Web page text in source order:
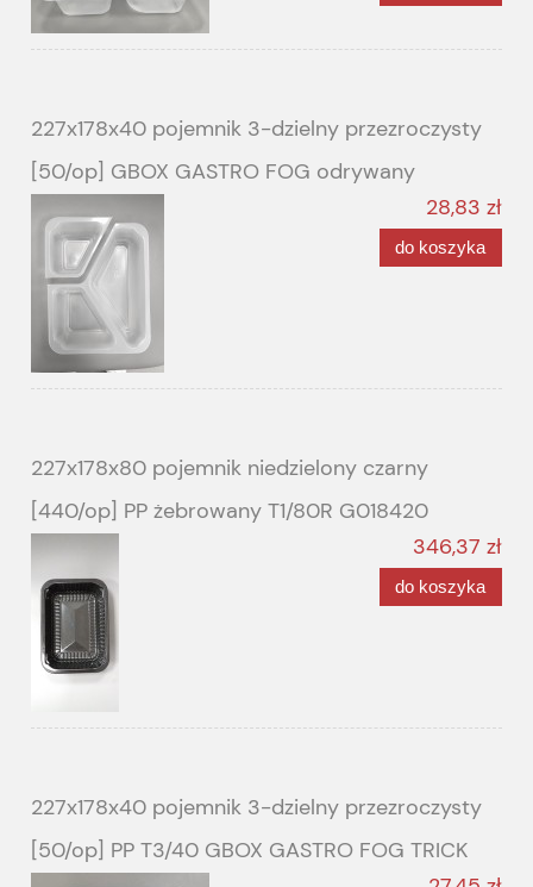
227x178x40 pojemnik 3-dzielny przezroczysty
[50/op] GBOX GASTRO FOG odrywany
28,83 zł
do koszyka
227x178x80 pojemnik niedzielony czarny
[440/op] PP żebrowany T1/80R G018420
346,37 zł
do koszyka
227x178x40 pojemnik 3-dzielny przezroczysty
[50/op] PP T3/40 GBOX GASTRO FOG TRICK